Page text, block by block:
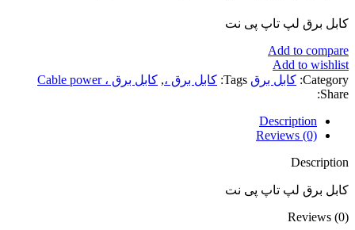
کابل برق لپ تاپ پی نت
Add to compare
Add to wishlist
Category: کابل برق Tags: کابل برق ،, کابل برق ، Cable power
Share:
Description
Reviews (0)
Description
کابل برق لپ تاپ پی نت
Reviews (0)